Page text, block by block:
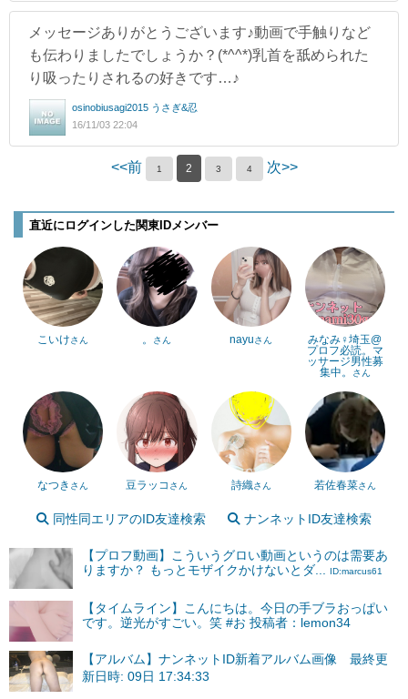
メッセージありがとうございます♪動画で手触りなど
も伝わりましたでしょうか？(*^^*)乳首を舐められた
り吸ったりされるの好きです…♪
osinobiusagi2015 うさぎ&忍
16/11/03 22:04
<<前 1 2 3 4 次>>
直近にログインした関東IDメンバー
こいけさん 。 さん nayuさん
みなみ♀埼玉@
プロフ必読。マ
ッサージ男性募
集中。
さん
なつき さん 豆ラッコ さん 詩織さん 若佐春菜さん
同性同エリアのID友達検索 ナンネットID友達検索
【プロフ動画】こういうグロい動画というのは需要あ
りますか？ もっとモザイクかけないとダ...
ID:marcus61
【タイムライン】こんにちは。今日の手ブラおっぱい
です。逆光がすごい。笑 #お 投稿者：lemon34
【アルバム】ナンネットID新着アルバム画像 最終更
新日時: 09日 17:34:33